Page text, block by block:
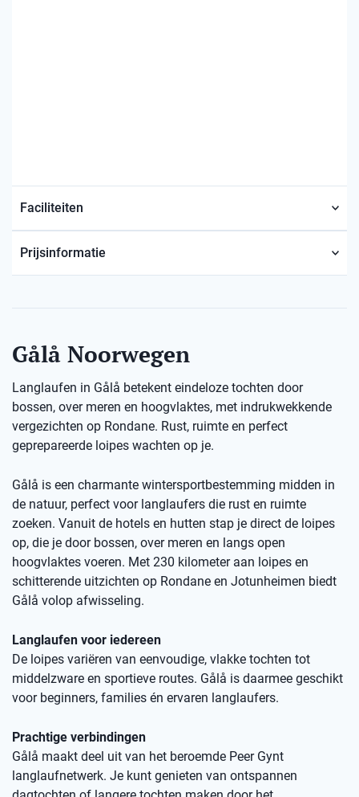
Faciliteiten
Prijsinformatie
Gålå Noorwegen
Langlaufen in Gålå betekent eindeloze tochten door
bossen, over meren en hoogvlaktes, met indrukwekkende
vergezichten op Rondane. Rust, ruimte en perfect
geprepareerde loipes wachten op je.
Gålå is een charmante wintersportbestemming midden in
de natuur, perfect voor langlaufers die rust en ruimte
zoeken. Vanuit de hotels en hutten stap je direct de loipes
op, die je door bossen, over meren en langs open
hoogvlaktes voeren. Met 230 kilometer aan loipes en
schitterende uitzichten op Rondane en Jotunheimen biedt
Gålå volop afwisseling.
Langlaufen voor iedereen
De loipes variëren van eenvoudige, vlakke tochten tot
middelzware en sportieve routes. Gålå is daarmee geschikt
voor beginners, families én ervaren langlaufers.
Prachtige verbindingen
Gålå maakt deel uit van het beroemde Peer Gynt
langlaufnetwerk. Je kunt genieten van ontspannen